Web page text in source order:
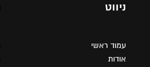
ניווט
עמוד ראשי
אודות